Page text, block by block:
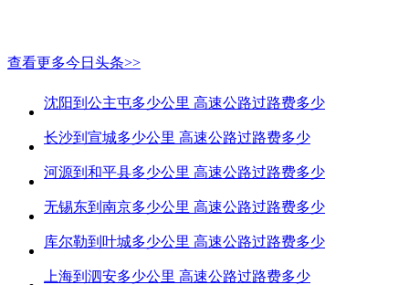
查看更多今日头条>>
沈阳到公主屯多少公里 高速公路过路费多少
长沙到宣城多少公里 高速公路过路费多少
河源到和平县多少公里 高速公路过路费多少
无锡东到南京多少公里 高速公路过路费多少
库尔勒到叶城多少公里 高速公路过路费多少
上海到泗安多少公里 高速公路过路费多少